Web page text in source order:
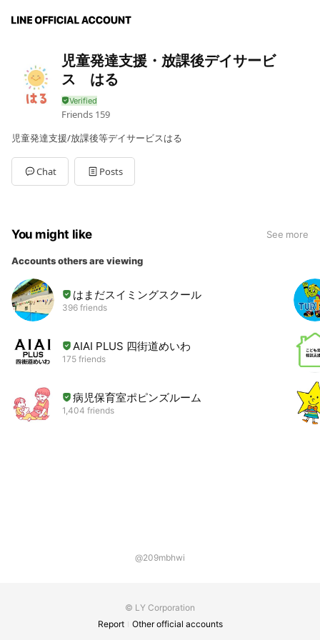
児童発達支援・放課後デイサービ
ス はる
Friends 159
児童発達支援/放課後等デイサービスはる
Chat Posts
You might like See more
Accounts others are viewing
はまだスイミングスクール
396 friends
AIAI PLUS 四街道めいわ
175 friends
病児保育室ポピンズルーム
1,404 friends
@209mbhwi
© LY Corporation
Report
Other official accounts